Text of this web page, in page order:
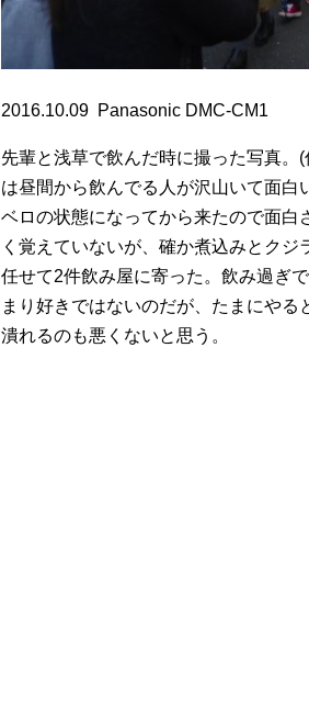
2016.10.09 Panasonic DMC-CM1
先輩と浅草で飲んだ時に撮った写真
は昼間から飲んでる人が沢山いて面
ベロの状態になってから来たので面
く覚えていないが、確か煮込みとク
任せて2件飲み屋に寄った。飲み過ぎ
まり好きではないのだが、たまにや
潰れるのも悪くないと思う。